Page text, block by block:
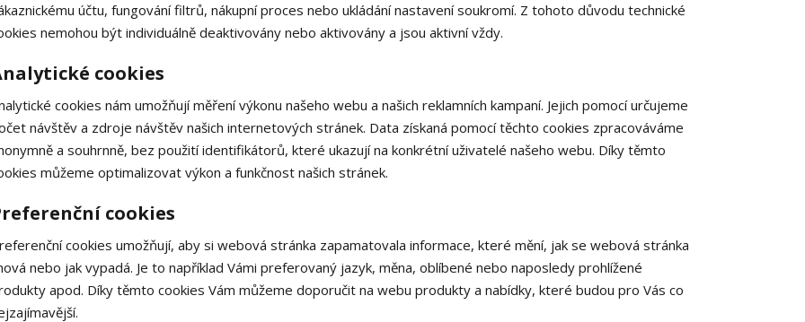
účtu, fungování filtrů, nákupní proces nebo ukládání nastavení soukromí. Z tohoto důvodu technické
nemohou být individuálně deaktivovány nebo aktivovány a jsou aktivní vždy.
cookies
cookies nám umožňují měření výkonu našeho webu a našich reklamních kampaní. Jejich pomocí určujeme
návštěv a zdroje návštěv našich internetových stránek. Data získaná pomocí těchto cookies zpracováváme
a souhrnně, bez použití identifikátorů, které ukazují na konkrétní uživatelé našeho webu. Díky těmto
můžeme optimalizovat výkon a funkčnost našich stránek.
cookies
cookies umožňují, aby si webová stránka zapamatovala informace, které mění, jak se webová stránka
nebo jak vypadá. Je to například Vámi preferovaný jazyk, měna, oblíbené nebo naposledy prohlížené
apod. Díky těmto cookies Vám můžeme doporučit na webu produkty a nabídky, které budou pro Vás co